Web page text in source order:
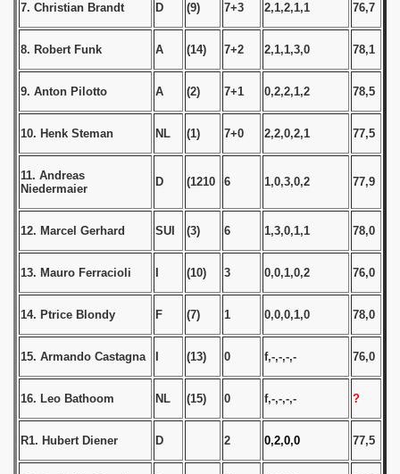
7. Christian Brandt D (9) 7+3 2,1,2,1,1 76,7
8. Robert Funk A (14) 7+2 2,1,1,3,0 78,1
9. Anton Pilotto A (2) 7+1 0,2,2,1,2 78,5
10. Henk Steman NL (1) 7+0 2,2,0,2,1 77,5
11. Andreas
Niedermaier
D (1210 6 1,0,3,0,2 77,9
12. Marcel Gerhard SUI (3) 6 1,3,0,1,1 78,0
13. Mauro Ferracioli (10) 3 0,0,1,0,2 76,0
14. Ptrice Blondy F (7) 1 0,0,0,1,0 78,0
15. Armando Castagna (13) 0 f,-,-,-,- 76,0
16. Leo Bathoom NL (15) 0 f,-,-,-,- ?
R1. Hubert Diener D 2 0,2,0,0 77,5
- 1953
- 1954
- 1955
- 1956
- 1959